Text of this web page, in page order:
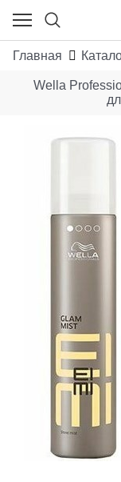
Главная
Wella